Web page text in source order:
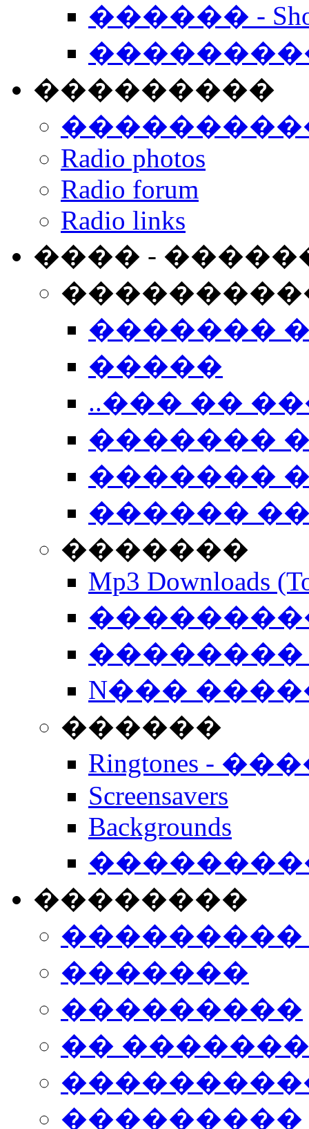
������ -
���������
Radio photos
Radio forum
Radio links
���� -
�������
�����
..��� ��
�������
�������
������
�������
Mp3 Downloads
��������
N���
������
Ringtones -
Screensavers
Backgrounds
��������
���������
�������
���������
��
���������